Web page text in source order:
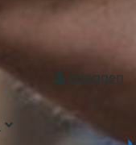
Inloggen